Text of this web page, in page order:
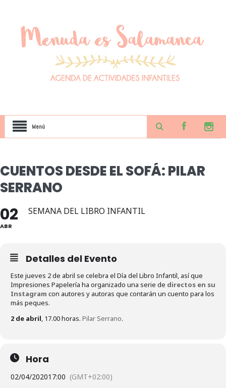
Menú
CUENTOS DESDE EL SOFÁ: PILAR
SERRANO
02
ABR
SEMANA DEL LIBRO INFANTIL
Detalles del Evento
Este jueves 2 de abril se celebra el Día del Libro Infantil, así que
Impresiones Papelería ha organizado una serie de directos en su
Instagram con autores y autoras que contarán un cuento para los
más peques.
2 de abril, 17.00 horas. Pilar Serrano.
Hora
02/04/202017:00 (GMT+02:00)